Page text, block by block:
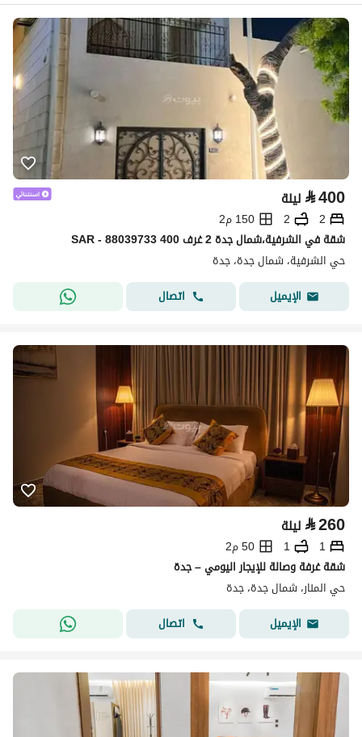
⃁400 ليلة
2
2
150 م2
شقة في الشرفية،شمال جدة 2 غرف 400 SAR - 88039733
حي الشرفية، شمال جدة، جدة
الإيميل
اتصال
⃁260 ليلة
1
1
50 م2
شقة غرفة وصالة للإيجار اليومي – جدة
حي المنار، شمال جدة، جدة
الإيميل
اتصال